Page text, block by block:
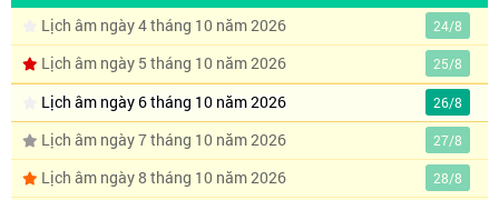
Lịch âm ngày 4 tháng 10 năm 2026
24/8
Lịch âm ngày 5 tháng 10 năm 2026 25/8
Lịch âm ngày 6 tháng 10 năm 2026 26/8
Lịch âm ngày 7 tháng 10 năm 2026 27/8
Lịch âm ngày 8 tháng 10 năm 2026 28/8